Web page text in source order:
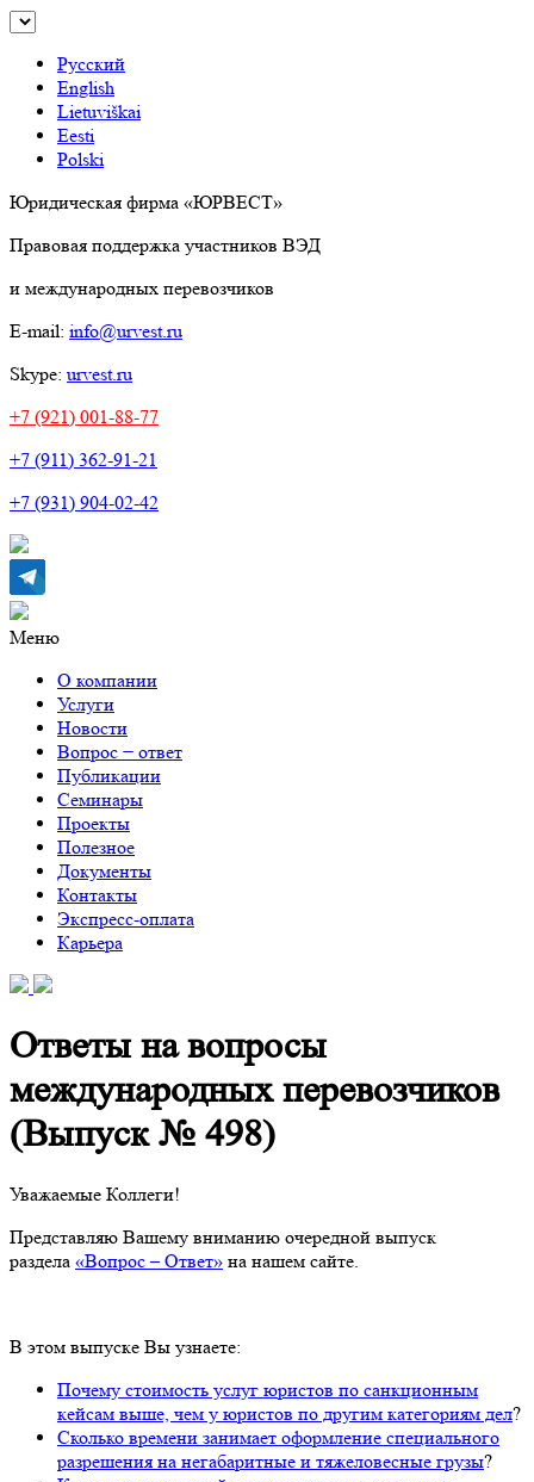
Русский
English
Lietuviškai
Eesti
Polski
Юридическая фирма «ЮРВЕСТ»
Правовая поддержка участников ВЭД
и международных перевозчиков
E-mail: info@urvest.ru
Skype: urvest.ru
+7 (921) 001-88-77
+7 (911) 362-91-21
+7 (931) 904-02-42
Меню
О компании
Услуги
Новости
Вопрос − ответ
Публикации
Семинары
Проекты
Полезное
Документы
Контакты
Экспресс-оплата
Карьера
Ответы на вопросы
международных перевозчиков
(Выпуск № 498)
Уважаемые Коллеги!
Представляю Вашему вниманию очередной выпуск
раздела «Вопрос – Ответ» на нашем сайте.
В этом выпуске Вы узнаете:
Почему стоимость услуг юристов по санкционным
кейсам выше, чем у юристов по другим категориям дел?
Сколько времени занимает оформление специального
разрешения на негабаритные и тяжеловесные грузы?